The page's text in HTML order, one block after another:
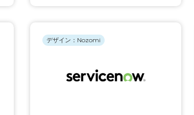
デザイン：Nozomi